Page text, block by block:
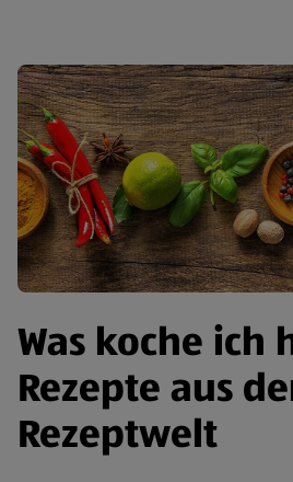
Was koche ich
Rezepte aus
Rezeptwelt